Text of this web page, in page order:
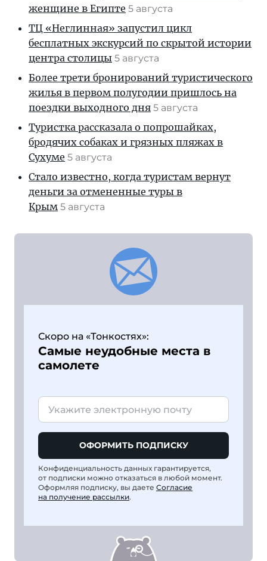
женщине в Египте 5 августа
ТЦ «Неглинная» запустил цикл
бесплатных экскурсий по скрытой истории
центра столицы 5 августа
Более трети бронирований туристического
жилья в первом полугодии пришлось на
поездки выходного дня 5 августа
Туристка рассказала о попрошайках,
бродячих собаках и грязных пляжах в
Сухуме 5 августа
Стало известно, когда туристам вернут
деньги за отмененные туры в
Крым 5 августа
Скоро на «Тонкостях»:
Самые неудобные места в
самолете
ОФОРМИТЬ ПОДПИСКУ
Конфиденциальность данных гарантируется,
от подписки можно отказаться в любой момент.
Оформляя подписку, вы даете Согласие
на получение рассылки.